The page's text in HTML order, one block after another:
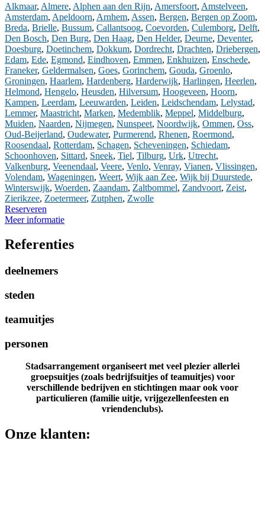
Alkmaar, Almere, Alphen aan den Rijn, Amersfoort, Amstelveen,
Amsterdam, Apeldoorn, Arnhem, Assen, Bergen, Bergen op Zoom,
Breda, Brielle, Bussum, Callantsoog, Coevorden, Culemborg, Delft,
Den Bosch, Den Burg, Den Haag, Den Helder, Deurne, Deventer,
Doesburg, Doetinchem, Dokkum, Dordrecht, Drachten, Driebergen,
Edam, Ede, Egmond, Eindhoven, Emmen, Enkhuizen, Enschede,
Franeker, Geldermalsen, Goes, Gorinchem, Gouda, Groenlo,
Groningen, Haarlem, Hardenberg, Harderwijk, Harlingen, Heerlen,
Helmond, Hengelo, Heusden, Hilversum, Hoogeveen, Hoorn,
Kampen, Leerdam, Leeuwarden, Leiden, Leidschendam, Lelystad,
Lemmer, Maastricht, Marken, Medemblik, Meppel, Middelburg,
Muiden, Naarden, Nijmegen, Nunspeet, Noordwijk, Ommen, Oss,
Oud-Beijerland, Oudewater, Purmerend, Rhenen, Roermond,
Roosendaal, Rotterdam, Schagen, Scheveningen, Schiedam,
Schoonhoven, Sittard, Sneek, Tiel, Tilburg, Urk, Utrecht,
Valkenburg, Veenendaal, Veere, Venlo, Venray, Vianen, Vlissingen,
Volendam, Wageningen, Weert, Wijk aan Zee, Wijk bij Duurstede,
Winterswijk, Woerden, Zaandam, Zaltbommel, Zandvoort, Zeist,
Zierikzee, Zoetermeer, Zutphen, Zwolle
Reserveren
Meer informatie
Referenties
deelnemers
steden
teamuitjes
personen
Stadsarrangement organiseert met veel plezier allerlei
groepsuitjes (zoals bedrijfsuitjes of teamuitjes) voor
verschillende bedrijven en stichtingen maar ook voor
particulieren (familie uitje, vrijgezellenfeesten en
vriendenclubs).
Onze klanten: